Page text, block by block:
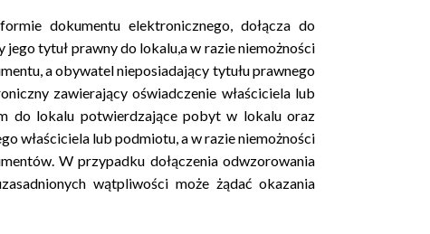
dokumentu elektronicznego, dołącza do
tytuł prawny do lokalu,a w razie niemożności
a obywatel nieposiadający tytułu prawnego
zawierający oświadczenie właściciela lub
do lokalu potwierdzające pobyt w lokalu oraz
właściciela lub podmiotu, a w razie niemożności
W przypadku dołączenia odwzorowania
wątpliwości może żądać okazania